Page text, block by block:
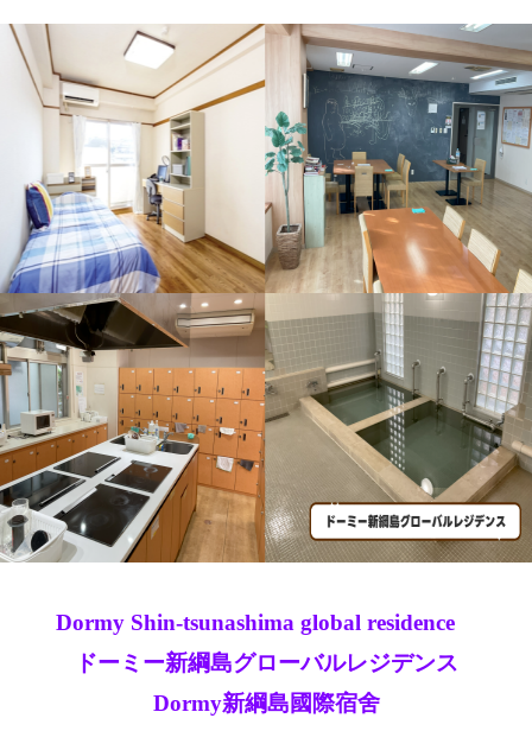
Dormy Shin-tsunashima global residence
ドーミー新綱島グローバルレジデンス
Dormy新綱島國際宿舍